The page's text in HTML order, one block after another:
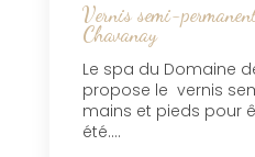
Vernis semi-
Chavanay
Le spa du Domaine
propose le vernis
mains et pieds pour
été....